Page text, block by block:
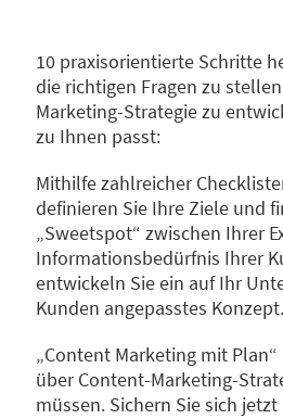
10 praxisorientierte Schritte
die richtigen Fragen zu
Marketing-Strategie zu
zu Ihnen passt:
Mithilfe zahlreicher
definieren Sie Ihre Ziele und
„Sweetspot“ zwischen Ihrer
Informationsbedürfnis Ihrer
entwickeln Sie ein auf Ihr
Kunden angepasstes Konzept.
„Content Marketing mit
über Content-Marketing-
müssen. Sichern Sie sich